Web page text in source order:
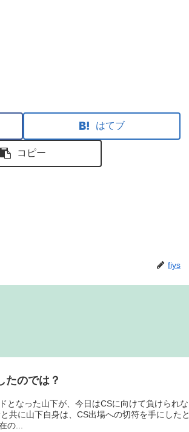
はてブ
コピー
fiys
たのでは？
となった山下が、今日はCSに向けて負けられな
共に山下自身は、CS出場への切符を手にしたと
の...